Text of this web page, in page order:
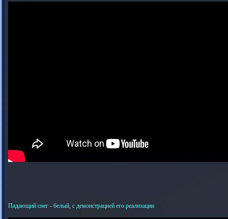
Падающий снег - белый, с демонстрацией его реализации